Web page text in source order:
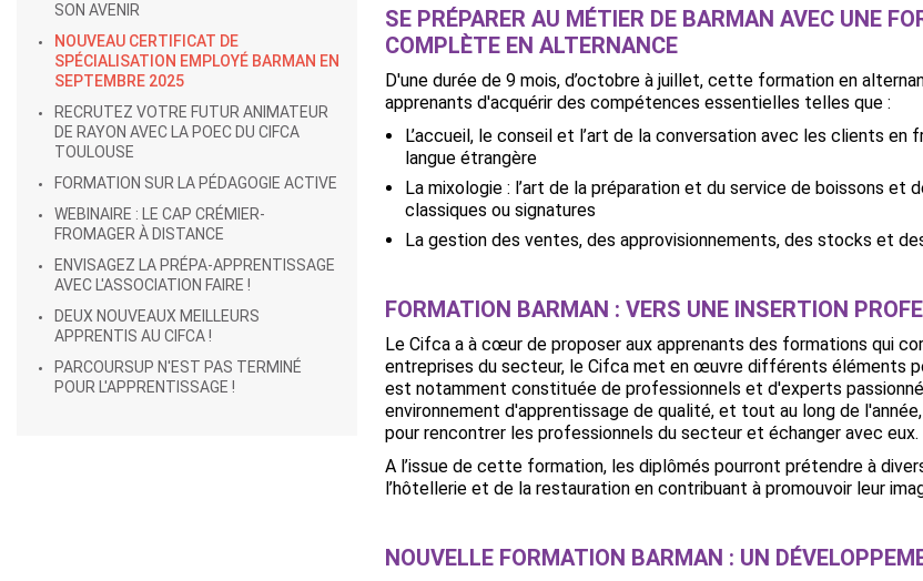
SON AVENIR
NOUVEAU CERTIFICAT DE
SPÉCIALISATION EMPLOYÉ BARMAN EN
SEPTEMBRE 2025
RECRUTEZ VOTRE FUTUR ANIMATEUR
DE RAYON AVEC LA POEC DU CIFCA
TOULOUSE
FORMATION SUR LA PÉDAGOGIE ACTIVE
WEBINAIRE : LE CAP CRÉMIER-
FROMAGER À DISTANCE
ENVISAGEZ LA PRÉPA-APPRENTISSAGE
AVEC L'ASSOCIATION FAIRE !
DEUX NOUVEAUX MEILLEURS
APPRENTIS AU CIFCA !
PARCOURSUP N'EST PAS TERMINÉ
POUR L'APPRENTISSAGE !
SE PRÉPARER AU MÉTIER DE BARMAN AVEC UNE
COMPLÈTE EN ALTERNANCE
D'une durée de 9 mois, d’octobre à juillet, cette formation en
apprenants d'acquérir des compétences essentielles telles que :
L’accueil, le conseil et l’art de la conversation avec les clients en
langue étrangère
La mixologie : l’art de la préparation et du service de boissons et
classiques ou signatures
La gestion des ventes, des approvisionnements, des stocks et
FORMATION BARMAN : VERS UNE INSERTION
Le Cifca a à cœur de proposer aux apprenants des formations qui
entreprises du secteur, le Cifca met en œuvre différents éléments
est notamment constituée de professionnels et d'experts
environnement d'apprentissage de qualité, et tout au long de
pour rencontrer les professionnels du secteur et échanger avec eux.
A l’issue de cette formation, les diplômés pourront prétendre à
l’hôtellerie et de la restauration en contribuant à promouvoir leur
NOUVELLE FORMATION BARMAN : UN